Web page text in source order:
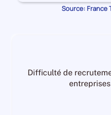
LOIRE-Source: France
Difficulté de
entreprises